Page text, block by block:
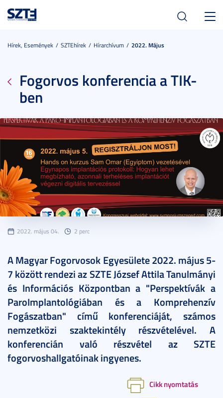
Hírek, Események SZTEhírek Hírarchívum 2022. Május
Fogorvos konferencia a TIK-
ben
2022. május 04. 2 perc
A Magyar Fogorvosok Egyesülete 2022. május 5-
7 között rendezi az SZTE József Attila Tanulmányi
és Információs Központban a "Perspektívák a
ParoImplantológiában és a Komprehenzív
Fogászatban" című konferenciáját, számos
nemzetközi szaktekintély részvételével. A
konferencián való részvétel az SZTE
fogorvoshallgatóinak ingyenes.
Cikk nyomtatás